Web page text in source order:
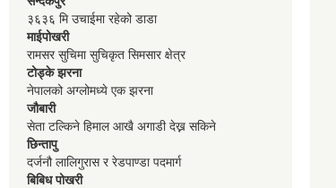
३६३६ मि उचाईमा रहेको डाडा
माईपोखरी
रामसर सुचिमा सुचिकृत सिमसार क्षेत्र
टोड्के झरना
नेपालको अग्लोमध्ये एक झरना
जौबारी
सेता टल्किने हिमाल आखै अगाडी देख्न सकिने
छिन्तापु
दर्जनौ लालिगुरास र रेडपाण्डा पदमार्ग
बिबिध पोखरी